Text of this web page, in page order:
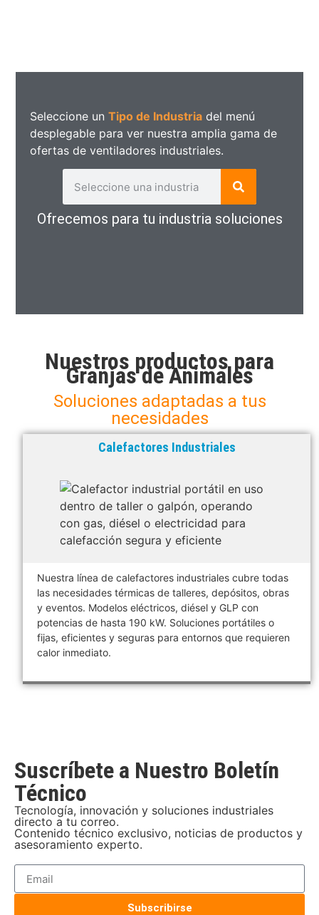
Seleccione un Tipo de Industria del menú
desplegable para ver nuestra amplia gama de
ofertas de ventiladores industriales.
Ofrecemos para tu industria soluciones
Nuestros productos para
Granjas de Animales
Soluciones adaptadas a tus
necesidades
Calefactores Industriales
Nuestra línea de calefactores industriales cubre todas
las necesidades térmicas de talleres, depósitos, obras
y eventos. Modelos eléctricos, diésel y GLP con
potencias de hasta 190 kW. Soluciones portátiles o
fijas, eficientes y seguras para entornos que requieren
calor inmediato.
Suscríbete a Nuestro Boletín
Técnico
Tecnología, innovación y soluciones industriales
directo a tu correo.
Contenido técnico exclusivo, noticias de productos y
asesoramiento experto.
Subscribirse